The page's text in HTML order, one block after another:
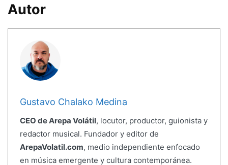
Autor
Gustavo Chalako Medina
CEO de Arepa Volátil, locutor, productor, guionista y
redactor musical. Fundador y editor de
ArepaVolatil.com, medio independiente enfocado
en música emergente y cultura contemporánea.